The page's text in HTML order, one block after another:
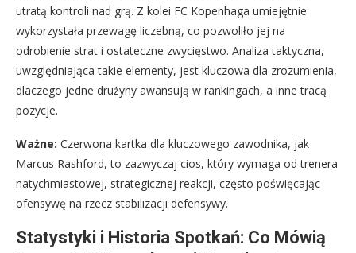
utratą kontroli nad grą. Z kolei FC Kopenhaga umiejętnie
wykorzystała przewagę liczebną, co pozwoliło jej na
odrobienie strat i ostateczne zwycięstwo. Analiza taktyczna,
uwzględniająca takie elementy, jest kluczowa dla zrozumienia,
dlaczego jedne drużyny awansują w rankingach, a inne tracą
pozycje.
Ważne: Czerwona kartka dla kluczowego zawodnika, jak
Marcus Rashford, to zazwyczaj cios, który wymaga od trenera
natychmiastowej, strategicznej reakcji, często poświęcając
ofensywę na rzecz stabilizacji defensywy.
Statystyki i Historia Spotkań: Co Mówią